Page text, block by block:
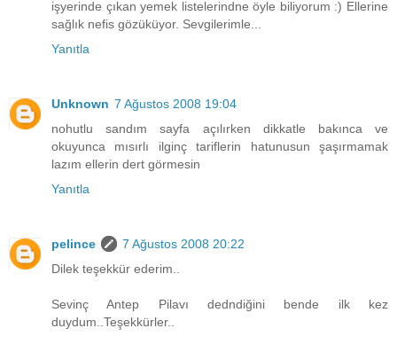
işyerinde çıkan yemek listelerindne öyle biliyorum :) Ellerine
sağlık nefis gözüküyor. Sevgilerimle...
Yanıtla
Unknown 7 Ağustos 2008 19:04
nohutlu sandım sayfa açılırken dikkatle bakınca ve
okuyunca mısırlı ilginç tariflerin hatunusun şaşırmamak
lazım ellerin dert görmesin
Yanıtla
pelince
7 Ağustos 2008 20:22
Dilek teşekkür ederim..
Sevinç Antep Pilavı dedndiğini bende ilk kez
duydum..Teşekkürler..